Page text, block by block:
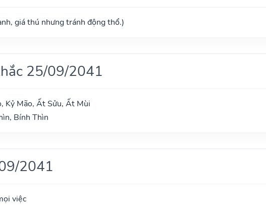
giá thú nhưng tránh động thổ.)
25/09/2041
Kỷ Mão, Ất Sửu, Ất Mùi
Bính Thìn
2041
việc